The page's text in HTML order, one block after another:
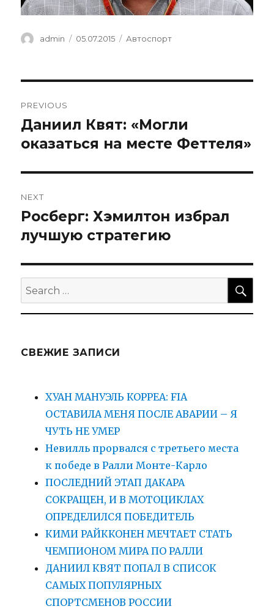
Author
admin
Posted
05.07.2015 Categories
Автоспорт
по
записям
PREVIOUS
Previous
post:
Даниил Квят: «Могли
оказаться на месте Феттеля»
NEXT
Next
post:
Росберг: Хэмилтон избрал
лучшую стратегию
Search
for:
СВЕЖИЕ ЗАПИСИ
ХУАН МАНУЭЛЬ КОРРЕА: FIA
ОСТАВИЛА МЕНЯ ПОСЛЕ АВАРИИ – Я
ЧУТЬ НЕ УМЕР
Невилль прорвался с третьего места
к победе в Ралли Монте-Карло
ПОСЛЕДНИЙ ЭТАП ДАКАРА
СОКРАЩЕН, И В МОТОЦИКЛАХ
ОПРЕДЕЛИЛСЯ ПОБЕДИТЕЛЬ
КИМИ РАЙККОНЕН МЕЧТАЕТ СТАТЬ
ЧЕМПИОНОМ МИРА ПО РАЛЛИ
ДАНИИЛ КВЯТ ПОПАЛ В СПИСОК
САМЫХ ПОПУЛЯРНЫХ
СПОРТСМЕНОВ РОССИИ